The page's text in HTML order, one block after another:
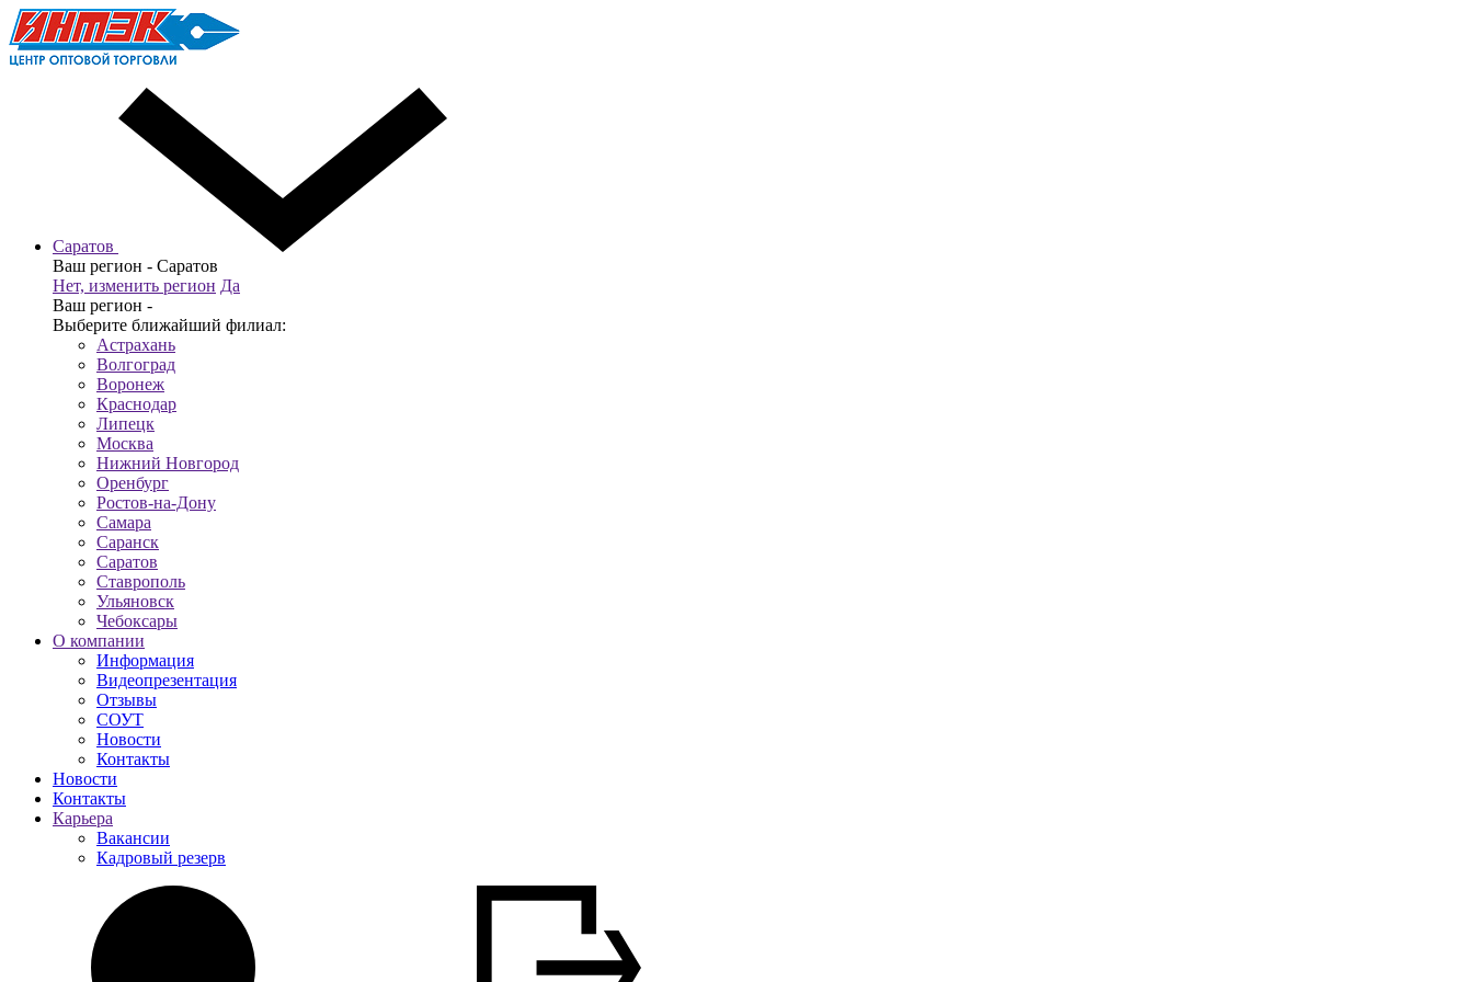
Саратов
Ваш регион - Саратов
Нет, изменить регион Да
Ваш регион -
Выберите ближайший филиал:
Астрахань
Волгоград
Воронеж
Краснодар
Липецк
Москва
Нижний Новгород
Оренбург
Ростов-на-Дону
Самара
Саранск
Саратов
Ставрополь
Ульяновск
Чебоксары
О компании
Информация
Видеопрезентация
Отзывы
СОУТ
Новости
Контакты
Новости
Контакты
Карьера
Вакансии
Кадровый резерв